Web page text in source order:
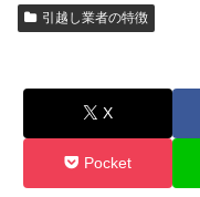
引越し業者の特徴
X
Pocket